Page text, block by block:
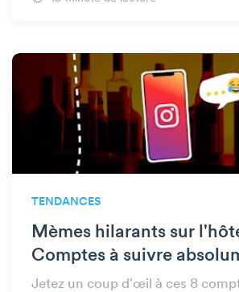
TENDANCES
Mèmes hilarants sur
Comptes à suivre
Jetez un coup d'œil à ces 8